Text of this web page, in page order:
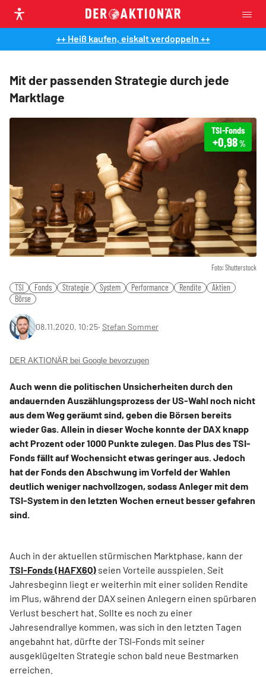
++ Heiß kaufen, eiskalt verdoppeln ++
Mit der passenden Strategie durch jede
Marktlage
Foto: Shutterstock
TSI-Fonds
+0,98%
TSI Fonds Strategie System Performance Rendite
Aktien
Börse
08.11.2020, 10:25‧ Stefan Sommer
DER AKTIONÄR bei Google bevorzugen
Auch wenn die politischen Unsicherheiten durch den
andauernden Auszählungsprozess der US-Wahl noch nicht
aus dem Weg geräumt sind, geben die Börsen bereits
wieder Gas. Allein in dieser Woche konnte der DAX knapp
acht Prozent oder 1000 Punkte zulegen. Das Plus des TSI-
Fonds fällt auf Wochensicht etwas geringer aus. Jedoch
hat der Fonds den Abschwung im Vorfeld der Wahlen
deutlich weniger nachvollzogen, sodass Anleger mit dem
TSI-System in den letzten Wochen erneut besser gefahren
sind.
Auch in der aktuellen stürmischen Marktphase, kann der
TSI-Fonds (HAFX6Q) seien Vorteile ausspielen. Seit
Jahresbeginn liegt er weiterhin mit einer soliden Rendite
im Plus, während der DAX seinen Anlegern einen spürbaren
Verlust beschert hat. Sollte es noch zu einer
Jahresendrallye kommen, was sich in den letzten Tagen
angebahnt hat, dürfte der TSI-Fonds mit seiner
ausgeklügelten Strategie schon bald neue Bestmarken
erreichen.